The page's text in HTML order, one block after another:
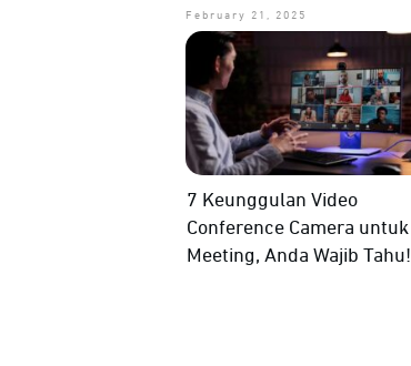
February 21, 2025
7 Keunggulan Video
Conference Camera untuk
Meeting, Anda Wajib Tahu!